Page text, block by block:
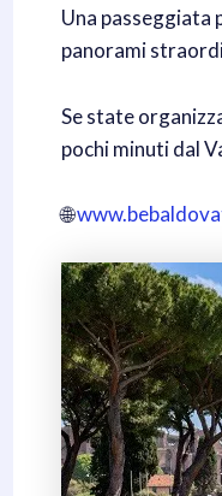
Una
panorami
Se state
pochi minuti dal
🌐